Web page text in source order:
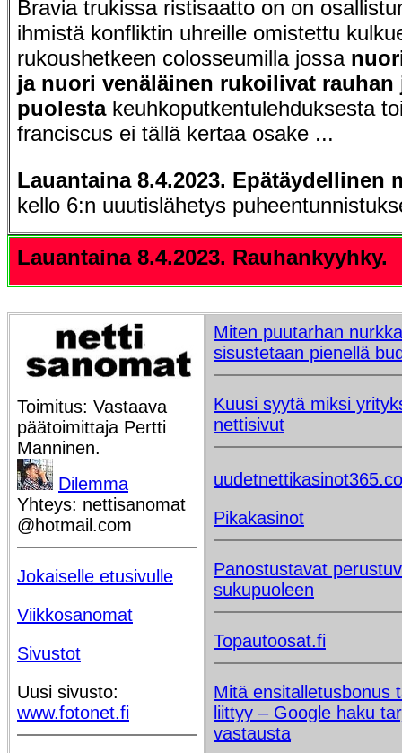
Bravia trukissa ristisaatto on on
ihmistä konfliktin uhreille omistettu
rukoushetkeen colosseumilla jossa
ja nuori venäläinen rukoilivat rauhan
puolestakeuhkoputkentulehduksesta
franciscus ei tällä kertaa osake ...
Lauantaina 8.4.2023. Epätäydellinen
kello 6:n uuutislähetys
Lauantaina 8.4.2023. Rauhankyyhky.
Toimitus: Vastaava
päätoimittaja Pertti
Manninen.
Dilemma
Yhteys: nettisanomat
@hotmail.com
Jokaiselle etusivulle
Viikkosanomat
Sivustot
Uusi sivusto:
www.fotonet.fi
Miten puutarhan
sisustetaan pienellä
Kuusi syytä miksi
nettisivut
Pikakasinot
Panostustavat
sukupuoleen
Topautoosat.fi
Mitä ensitalletusbonus
liittyy – Google haku
vastausta